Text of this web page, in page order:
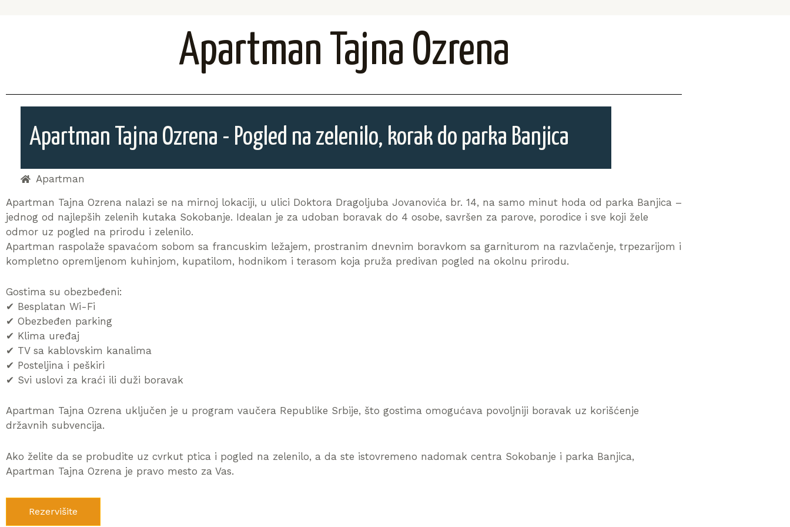
Apartman Tajna Ozrena
Apartman Tajna Ozrena - Pogled na zelenilo, korak do parka Banjica
Apartman
Apartman Tajna Ozrena nalazi se na mirnoj lokaciji, u ulici Doktora Dragoljuba Jovanovića br. 14, na samo minut hoda od parka Banjica –
jednog od najlepših zelenih kutaka Sokobanje. Idealan je za udoban boravak do 4 osobe, savršen za parove, porodice i sve koji žele
odmor uz pogled na prirodu i zelenilo.
Apartman raspolaže spavaćom sobom sa francuskim ležajem, prostranim dnevnim boravkom sa garniturom na razvlačenje, trpezarijom i
kompletno opremljenom kuhinjom, kupatilom, hodnikom i terasom koja pruža predivan pogled na okolnu prirodu.
Gostima su obezbeđeni:
✔ Besplatan Wi-Fi
✔ Obezbeđen parking
✔ Klima uređaj
✔ TV sa kablovskim kanalima
✔ Posteljina i peškiri
✔ Svi uslovi za kraći ili duži boravak
Apartman Tajna Ozrena uključen je u program vaučera Republike Srbije, što gostima omogućava povoljniji boravak uz korišćenje
državnih subvencija.
Ako želite da se probudite uz cvrkut ptica i pogled na zelenilo, a da ste istovremeno nadomak centra Sokobanje i parka Banjica,
Apartman Tajna Ozrena je pravo mesto za Vas.
Rezervišite